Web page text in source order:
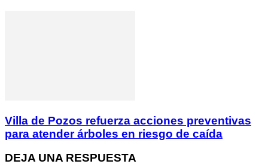
Villa de Pozos refuerza acciones preventivas
para atender árboles en riesgo de caída
DEJA UNA RESPUESTA